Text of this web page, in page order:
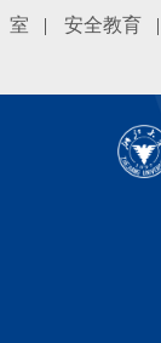
室
| 安全教育 |